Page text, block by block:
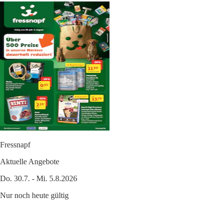
Fressnapf
Aktuelle Angebote
Do. 30.7. - Mi. 5.8.2026
Nur noch heute gültig